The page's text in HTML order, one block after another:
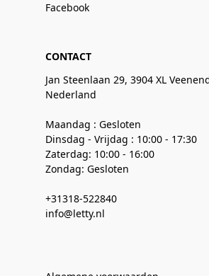
Facebook
CONTACT
Jan Steenlaan 29, 3904 XL
Nederland
Maandag : Gesloten
Dinsdag - Vrijdag : 10:00 - 17:30
Zaterdag: 10:00 - 16:00
Zondag: Gesloten
+31318-522840
info@letty.nl